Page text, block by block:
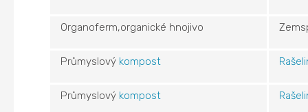
Organoferm,organické hnojivo
Průmyslový kompost
Průmyslový kompost